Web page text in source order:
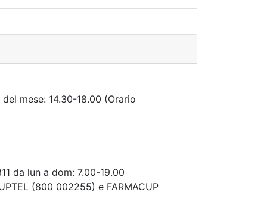
mese: 14.30-18.00 (Orario
da lun a dom: 7.00-19.00
(800 002255) e FARMACUP